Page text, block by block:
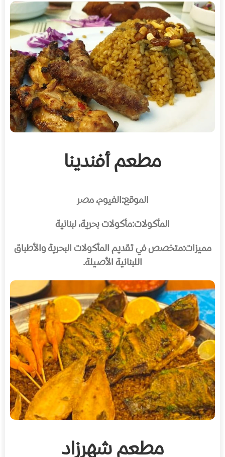
مطعم أفندينا
الموقع:الفيوم، مصر
المأكولات:مأكولات بحرية، لبنانية
مميزات:متخصص في تقديم المأكولات البحرية والأطباق
اللبنانية الأصيلة.
مطعم شهرزاد